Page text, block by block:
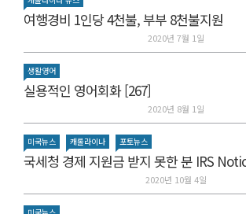
여행경비 1인당 4천불, 부부 8천불지원
2020년 7월 1일
생활영어
실용적인 영어회화 [267]
2020년 8월 1일
미국뉴스 캐롤라이나 포토뉴스
국세청 경제 지원금 받지 못한 분 IRS
2020년 10월 4일